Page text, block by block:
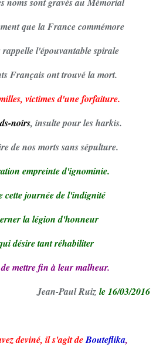
que la France commémore
l'épouvantable spirale
Français ont trouvé la mort.
victimes d'une forfaiture.
noirs, insulte pour les harkis.
de nos morts sans sépulture.
empreinte d'ignominie.
cette journée de l'indignité
la légion d'honneur
désire tant réhabiliter
mettre fin à leur malheur.
Jean-Paul Ruiz le 16/03/2016
deviné, il s'agit deBouteflika,